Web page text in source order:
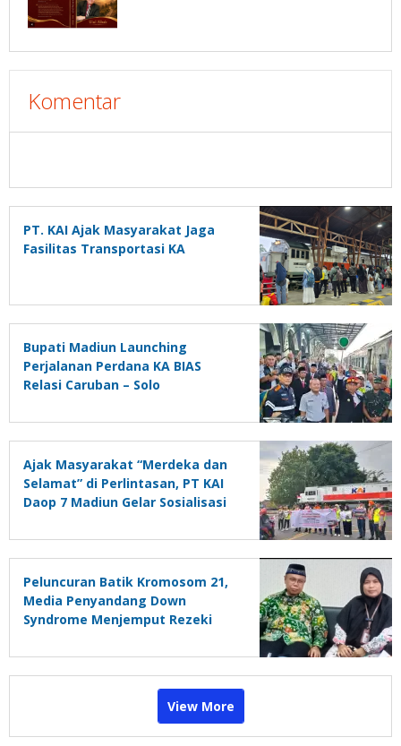
Komentar
PT. KAI Ajak Masyarakat Jaga
Fasilitas Transportasi KA
Bupati Madiun Launching
Perjalanan Perdana KA BIAS
Relasi Caruban – Solo
Ajak Masyarakat “Merdeka dan
Selamat” di Perlintasan, PT KAI
Daop 7 Madiun Gelar Sosialisasi
Peluncuran Batik Kromosom 21,
Media Penyandang Down
Syndrome Menjemput Rezeki
View More